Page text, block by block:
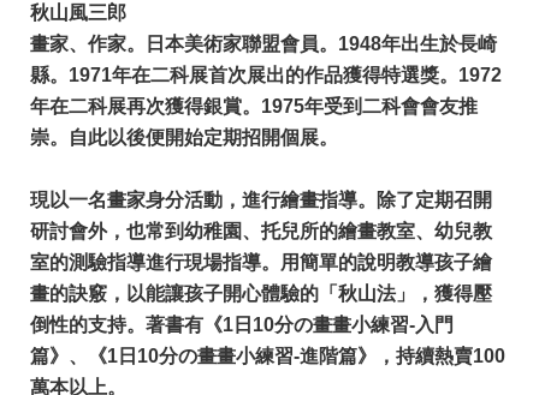
秋山風三郎
畫家、作家。日本美術家聯盟會員。1948年出生於長崎
縣。1971年在二科展首次展出的作品獲得特選獎。1972
年在二科展再次獲得銀賞。1975年受到二科會會友推
崇。自此以後便開始定期招開個展。
現以一名畫家身分活動，進行繪畫指導。除了定期召開
研討會外，也常到幼稚園、托兒所的繪畫教室、幼兒教
室的測驗指導進行現場指導。用簡單的說明教導孩子繪
畫的訣竅，以能讓孩子開心體驗的「秋山法」，獲得壓
倒性的支持。著書有《1日10分の畫畫小練習-入門
篇》、《1日10分の畫畫小練習-進階篇》，持續熱賣100
萬本以上。